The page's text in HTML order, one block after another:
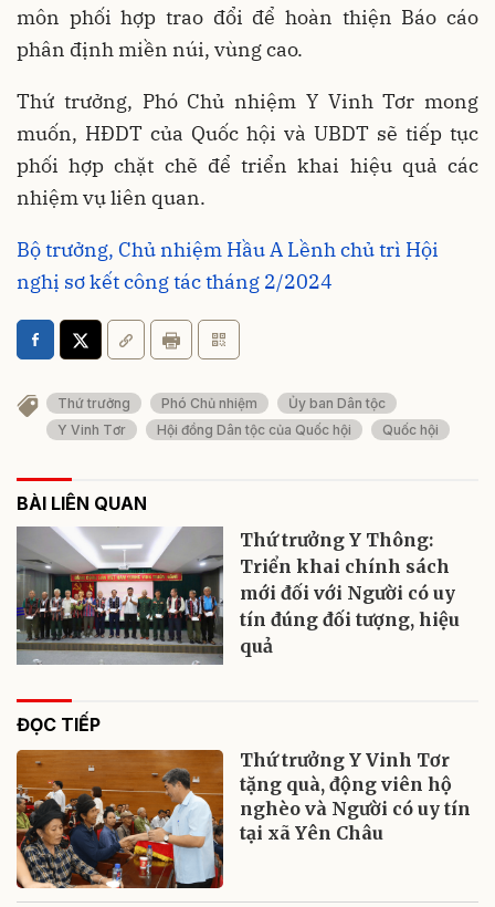
môn phối hợp trao đổi để hoàn thiện Báo cáo
phân định miền núi, vùng cao.
Thứ trưởng, Phó Chủ nhiệm Y Vinh Tơr mong
muốn, HĐDT của Quốc hội và UBDT sẽ tiếp tục
phối hợp chặt chẽ để triển khai hiệu quả các
nhiệm vụ liên quan.
Bộ trưởng, Chủ nhiệm Hầu A Lềnh chủ trì Hội
nghị sơ kết công tác tháng 2/2024
Thứ trưởng Phó Chủ nhiệm
Ủy ban Dân tộc
Y Vinh Tơr
Hội đồng Dân tộc của Quốc hội Quốc hội
BÀI LIÊN QUAN
Thứ trưởng Y Thông:
Triển khai chính sách
mới đối với Người có uy
tín đúng đối tượng, hiệu
quả
ĐỌC TIẾP
Thứ trưởng Y Vinh Tơr
tặng quà, động viên hộ
nghèo và Người có uy tín
tại xã Yên Châu